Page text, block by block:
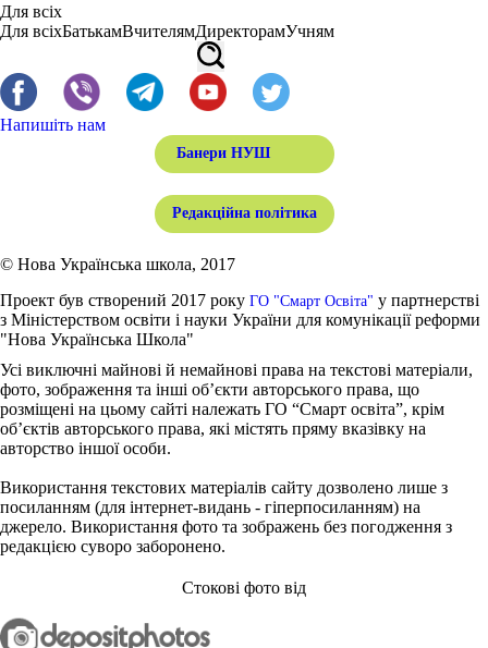
Для всіх
Для всіхБатькамВчителямДиректорамУчням
Напишіть нам
Банери НУШ
Редакційна політика
© Нова Українська школа, 2017
Проект був створений 2017 року ГО "Смарт Освіта" у партнерстві
з Міністерством освіти і науки України для комунікації реформи
"Нова Українська Школа"
Усі виключні майнові й немайнові права на текстові матеріали,
фото, зображення та інші об’єкти авторського права, що
розміщені на цьому сайті належать ГО “Смарт освіта”, крім
об’єктів авторського права, які містять пряму вказівку на
авторство іншої особи.
Використання текстових матеріалів сайту дозволено лише з
посиланням (для інтернет-видань - гіперпосиланням) на
джерело. Використання фото та зображень без погодження з
редакцією суворо заборонено.
Стокові фото від